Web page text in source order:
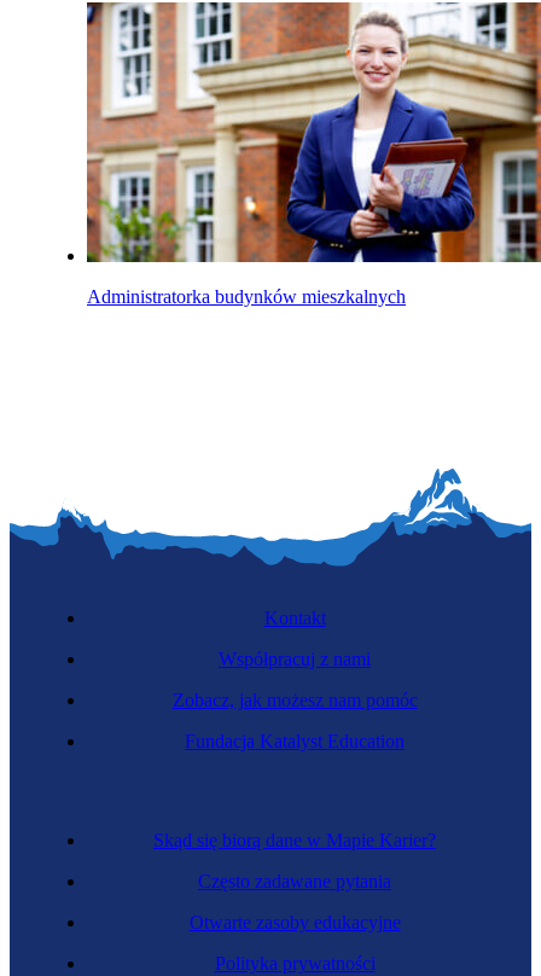
Administratorka budynków mieszkalnych
Skąd się biorą dane w Mapie Karier?
Często zadawane pytania
Otwarte zasoby edukacyjne
Polityka prywatności
Kontakt
Współpracuj z nami
Zobacz, jak możesz nam pomóc
Fundacja Katalyst Education